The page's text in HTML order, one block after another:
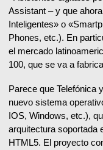
Assistant – y que
Inteligentes» o
Phones, etc.). En
el mercado
100, que se va a
Parece que Telefónica
nuevo sistema
IOS, Windows, etc.),
arquitectura soportada
HTML5. El proyecto